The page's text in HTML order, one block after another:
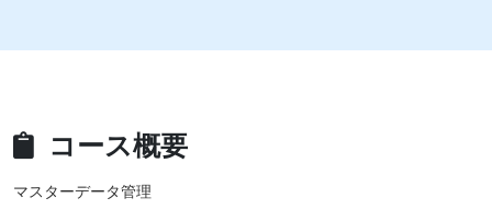
コース概要
マスターデータ管理